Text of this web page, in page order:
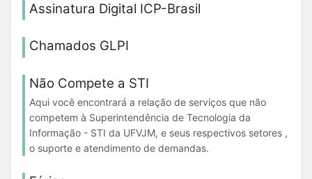
Assinatura Digital ICP-Brasil
Chamados GLPI
Não Compete a STI
Aqui você encontrará a relação de serviços que não
competem à Superintendência de Tecnologia da
Informação - STI da UFVJM, e seus respectivos setores ,
o suporte e atendimento de demandas.